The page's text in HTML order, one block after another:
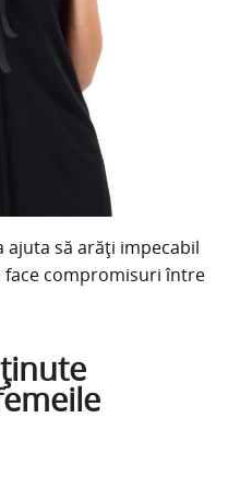
ajuta să arăți impecabil
face compromisuri între